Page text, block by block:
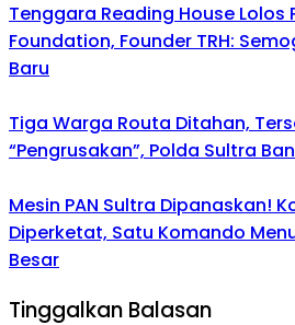
Tenggara Reading House Lolos
Foundation, Founder TRH:
Baru
Tiga Warga Routa Ditahan,
“Pengrusakan”, Polda Sultra
Mesin PAN Sultra Dipanaskan!
Diperketat, Satu Komando
Besar
Tinggalkan Balasan